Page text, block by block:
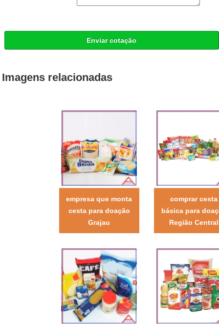
Enviar cotação
Imagens relacionadas
empresa que monta
cesta para doação
Grajau
comprar cesta
básica para
Região Central